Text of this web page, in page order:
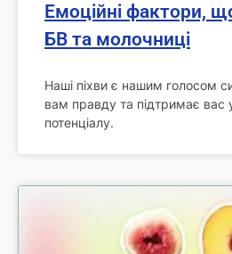
Емоційні фактори,
БВ та молочниці
Наші піхви є нашим голосом
вам правду та підтримає вас
потенціалу.